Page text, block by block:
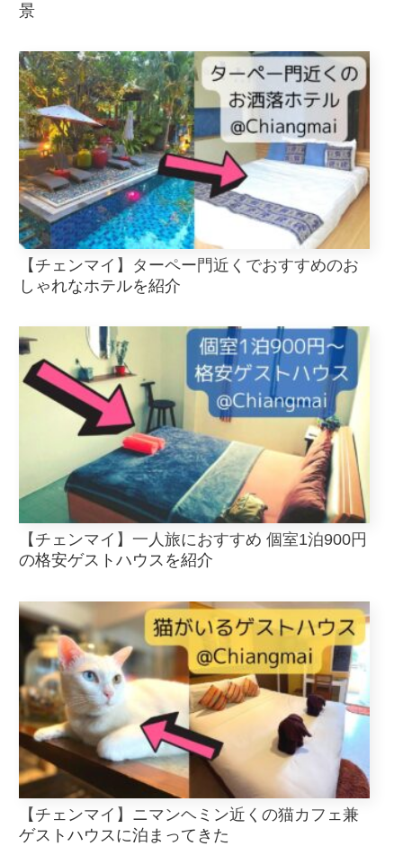
景
【チェンマイ】ターペー門近くでおすすめのお
しゃれなホテルを紹介
【チェンマイ】一人旅におすすめ 個室1泊900円
の格安ゲストハウスを紹介
【チェンマイ】ニマンヘミン近くの猫カフェ兼
ゲストハウスに泊まってきた